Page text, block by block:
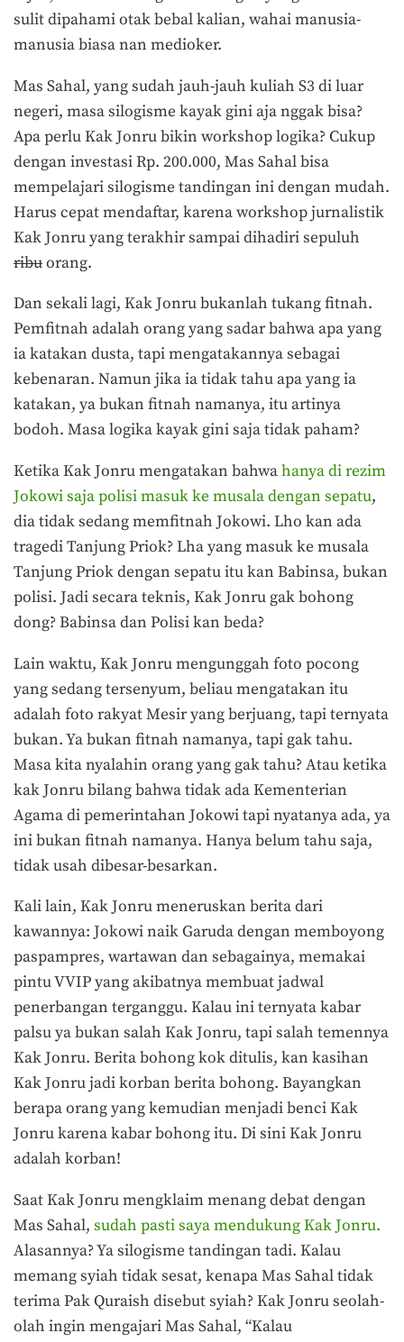
sulit dipahami otak bebal kalian, wahai manusia-
manusia biasa nan medioker.
Mas Sahal, yang sudah jauh-jauh kuliah S3 di luar
negeri, masa silogisme kayak gini aja nggak bisa?
Apa perlu Kak Jonru bikin workshop logika? Cukup
dengan investasi Rp. 200.000, Mas Sahal bisa
mempelajari silogisme tandingan ini dengan mudah.
Harus cepat mendaftar, karena workshop jurnalistik
Kak Jonru yang terakhir sampai dihadiri sepuluh
ribuorang.
Dan sekali lagi, Kak Jonru bukanlah tukang fitnah.
Pemfitnah adalah orang yang sadar bahwa apa yang
ia katakan dusta, tapi mengatakannya sebagai
kebenaran. Namun jika ia tidak tahu apa yang ia
katakan, ya bukan fitnah namanya, itu artinya
bodoh. Masa logika kayak gini saja tidak paham?
Ketika Kak Jonru mengatakan bahwahanya di rezim
Jokowi saja polisi masuk ke musala dengan sepatu,
dia tidak sedang memfitnah Jokowi. Lho kan ada
tragedi Tanjung Priok? Lha yang masuk ke musala
Tanjung Priok dengan sepatu itu kan Babinsa, bukan
polisi. Jadi secara teknis, Kak Jonru gak bohong
dong? Babinsa dan Polisi kan beda?
Lain waktu, Kak Jonru mengunggah foto pocong
yang sedang tersenyum, beliau mengatakan itu
adalah foto rakyat Mesir yang berjuang, tapi ternyata
bukan. Ya bukan fitnah namanya, tapi gak tahu.
Masa kita nyalahin orang yang gak tahu? Atau ketika
kak Jonru bilang bahwa tidak ada Kementerian
Agama di pemerintahan Jokowi tapi nyatanya ada, ya
ini bukan fitnah namanya. Hanya belum tahu saja,
tidak usah dibesar-besarkan.
Kali lain, Kak Jonru meneruskan berita dari
kawannya: Jokowi naik Garuda dengan memboyong
paspampres, wartawan dan sebagainya, memakai
pintu VVIP yang akibatnya membuat jadwal
penerbangan terganggu. Kalau ini ternyata kabar
palsu ya bukan salah Kak Jonru, tapi salah temennya
Kak Jonru. Berita bohong kok ditulis, kan kasihan
Kak Jonru jadi korban berita bohong. Bayangkan
berapa orang yang kemudian menjadi benci Kak
Jonru karena kabar bohong itu. Di sini Kak Jonru
adalah korban!
Saat Kak Jonru mengklaim menang debat dengan
Mas Sahal, sudah pasti saya mendukung Kak Jonru.
Alasannya? Ya silogisme tandingan tadi. Kalau
memang syiah tidak sesat, kenapa Mas Sahal tidak
terima Pak Quraish disebut syiah? Kak Jonru seolah-
olah ingin mengajari Mas Sahal, “Kalau